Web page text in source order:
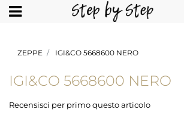
Open
ZEPPE IGI&CO 5668600 NERO
IGI&CO 5668600 NERO
Recensisci per primo questo articolo